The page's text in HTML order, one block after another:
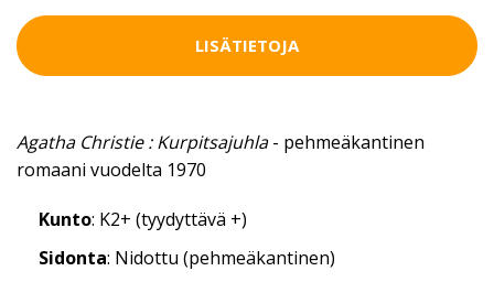
LISÄTIETOJA
Agatha Christie : Kurpitsajuhla- pehmeäkantinen
romaani vuodelta 1970
Kunto: K2+ (tyydyttävä +)
Sidonta: Nidottu (pehmeäkantinen)